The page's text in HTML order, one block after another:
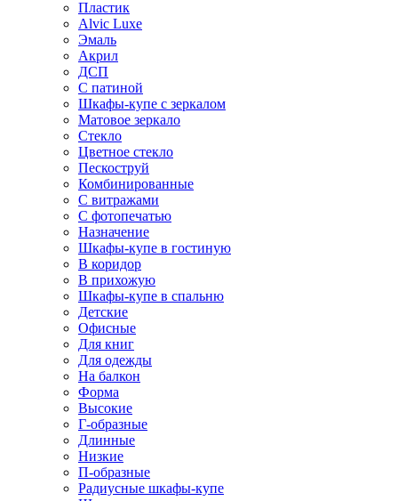
Пластик
Alvic Luxe
Эмаль
Акрил
ДСП
С патиной
Шкафы-купе с зеркалом
Матовое зеркало
Стекло
Цветное стекло
Пескоструй
Комбинированные
С витражами
С фотопечатью
Назначение
Шкафы-купе в гостиную
В коридор
В прихожую
Шкафы-купе в спальню
Детские
Офисные
Для книг
Для одежды
На балкон
Форма
Высокие
Г-образные
Длинные
Низкие
П-образные
Радиусные шкафы-купе